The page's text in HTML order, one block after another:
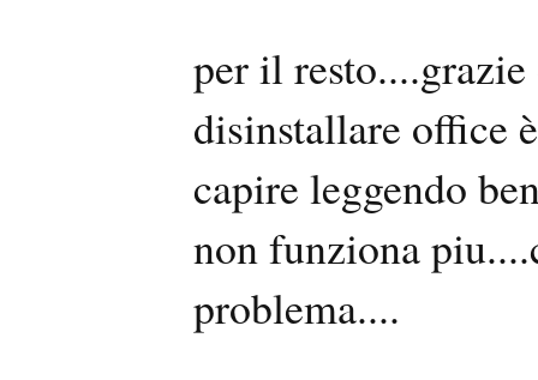
per il
disinstallare office
capire leggendo
non funziona
problema....